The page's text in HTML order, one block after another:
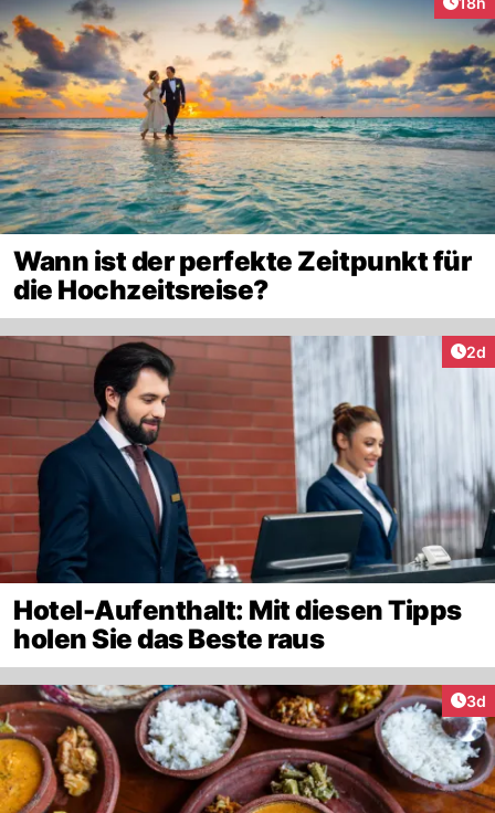
Wann ist der perfekte Zeitpunkt für
die Hochzeitsreise?
2d
Hotel-Aufenthalt: Mit diesen Tipps
holen Sie das Beste raus
3d